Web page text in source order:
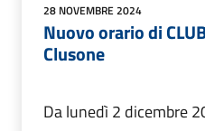
28 NOVEMBRE 2024
Nuovo orario di
Clusone
Da lunedì 2 dicembre